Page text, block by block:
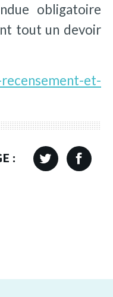
obligatoire
tout un devoir
et-
: